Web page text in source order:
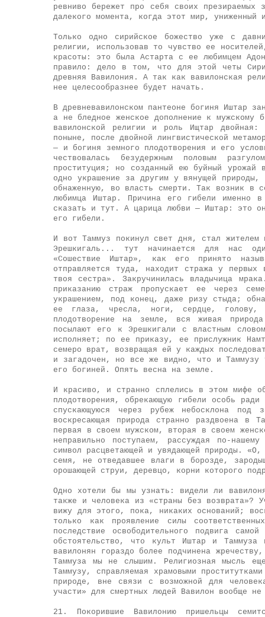
ревниво бережет про себя своих
далекого момента, когда этот мир,
Только одно сирийское божество уже с
религии, использовав то чувство ее
красоты: это была Астарта с ее любимцем
правило: дело в том, что для этой четы
древняя Вавилония. А так как вавилонская
нее целесообразнее будет начать.
В древневавилонском пантеоне богиня Иштар
а не бледное женское дополнение к мужскому
вавилонской религии и роль Ищтар
поныне, после двойной лингвистической
— и богиня земного плодотворения и его
чествовалась безудержным половым
проституция; но созданный ею буйный урожай
одно украшение за другим у вянущей
обнаженную, во власть смерти. Так возник в
любимца Иштар. Причина его гибели именно
сказать и тут. А царица любви — Иштар: это
его гибели.
И вот Таммуз покинул свет дня, стал жителем
Эрешкигаль... тут начинается для нас
«Сошествие Иштар», как его принято
отправляется туда, находит стража у
твоя сестра». Закручинилась владычица
приказанию страж пропускает ее через
украшением, под конец, даже ризу стыда;
ее глаза, чресла, ноги, сердце, голову,
плодотворение на земле, вся живая
посылают его к Эрешкигали с властным
исполняет; по ее приказу, ее прислужник
семеро врат, возвращая ей у каждых
и загадочен, но все же видно, что и Таммузу
его богиней. Опять весна на земле.
И красиво, и странно сплелись в этом мифе
плодотворения, обрекающую гибели особь
спускающуюся через рубеж небосклона под
воскресающая природа странно
первая в своем мужском, вторая в своем
неправильно поступаем, рассуждая по-
символ расцветающей и увядающей природы.
семя, не отведавшее влаги в борозде,
орошающей струи, деревцо, корни которого
Одно хотели бы мы узнать: видели ли
также и человека из «страны без возврата»?
вижу для этого, пока, никаких оснований;
только как проявление силы
последствие освободительного подвига
обстоятельство, что культ Иштар и
вавилонян гораздо более подчинена
Таммуза мы не слышим. Религиозная мысль
Таммузу, справляемая храмовыми
природе, вне связи с возможной для
участи» для смертных людей Вавилон вообще не
21. Покорившие Вавилонию пришельцы